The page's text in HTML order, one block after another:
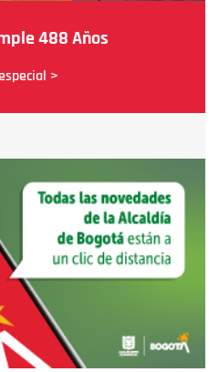
488 Años
>